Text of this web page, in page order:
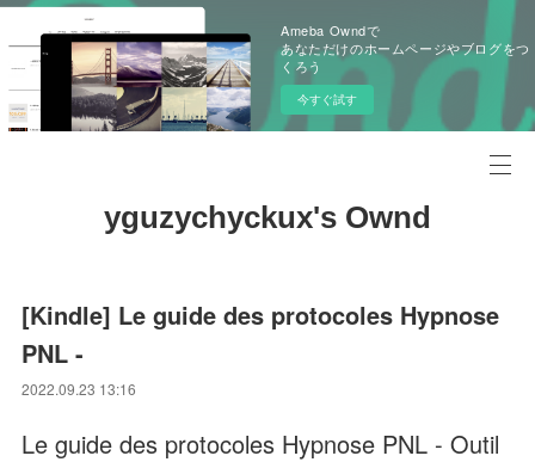
Ameba Owndで
あなただけのホームページやブログをつ
くろう
今すぐ試す
yguzychyckux's Ownd
[Kindle] Le guide des protocoles Hypnose
PNL -
2022.09.23 13:16
Le guide des protocoles Hypnose PNL - Outil